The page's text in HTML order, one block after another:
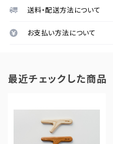
送料・配送方法について
お支払い方法について
最近チェックした商品